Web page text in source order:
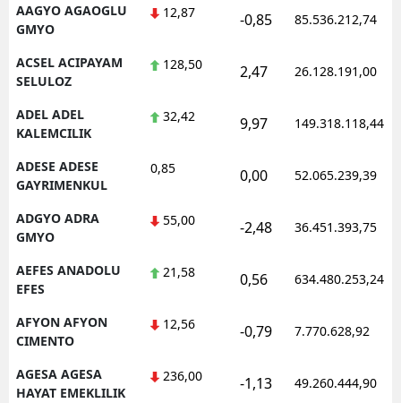
Eskişehir
Gümüşhane
Hakkari
Mersin
AAGYO AGAOGLU
GMYO
12,87 -0,85 85.536.212,74
ACSEL ACIPAYAM
SELULOZ
128,50 2,47 26.128.191,00
ADEL ADEL
KALEMCILIK
32,42 9,97 149.318.118,44
ADESE ADESE
GAYRIMENKUL
0,85 0,00 52.065.239,39
ADGYO ADRA
GMYO
55,00 -2,48 36.451.393,75
AEFES ANADOLU
EFES
21,58 0,56 634.480.253,24
AFYON AFYON
CIMENTO
12,56 -0,79 7.770.628,92
AGESA AGESA
HAYAT EMEKLILIK
236,00 -1,13 49.260.444,90